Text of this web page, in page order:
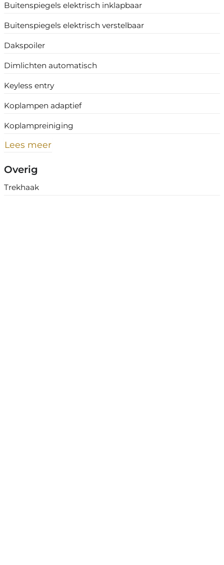
Buitenspiegels elektrisch inklapbaar
Buitenspiegels elektrisch verstelbaar
Dakspoiler
Dimlichten automatisch
Keyless entry
Koplampen adaptief
Koplampreiniging
Lees meer
Overig
Trekhaak